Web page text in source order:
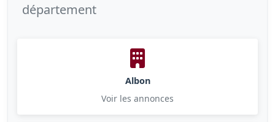
département
Albon
Voir les annonces